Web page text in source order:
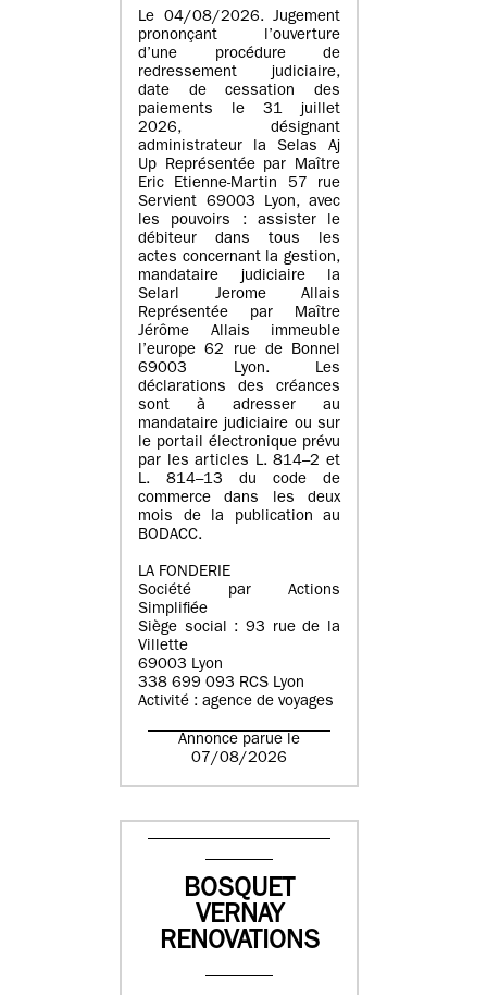
Le 04/08/2026. Jugement
prononçant l’ouverture
d’une procédure de
redressement judiciaire,
date de cessation des
paiements le 31 juillet
2026, désignant
administrateur la Selas Aj
Up Représentée par Maître
Eric Etienne-Martin 57 rue
Servient 69003 Lyon, avec
les pouvoirs : assister le
débiteur dans tous les
actes concernant la gestion,
mandataire judiciaire la
Selarl Jerome Allais
Représentée par Maître
Jérôme Allais immeuble
l’europe 62 rue de Bonnel
69003 Lyon. Les
déclarations des créances
sont à adresser au
mandataire judiciaire ou sur
le portail électronique prévu
par les articles L. 814–2 et
L. 814–13 du code de
commerce dans les deux
mois de la publication au
BODACC.
LA FONDERIE
Société par Actions
Simplifiée
Siège social : 93 rue de la
Villette
69003 Lyon
338 699 093 RCS Lyon
Activité : agence de voyages
Annonce parue le
07/08/2026
BOSQUET
VERNAY
RENOVATIONS